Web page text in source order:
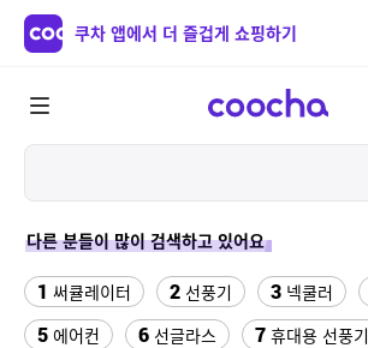
쿠차 앱에서 더 즐겁게 쇼핑하기
다른 분들이 많이 검색하고 있어요
1 써큘레이터 2 선풍기 3 넥쿨러
5 에어컨 6 선글라스 7 휴대용 선풍기